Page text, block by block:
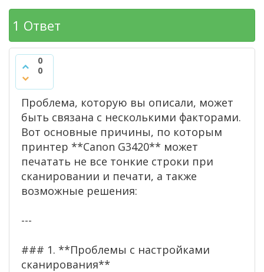
1 Ответ
0
0
Проблема, которую вы описали, может
быть связана с несколькими факторами.
Вот основные причины, по которым
принтер **Canon G3420** может
печатать не все тонкие строки при
сканировании и печати, а также
возможные решения:
---
### 1. **Проблемы с настройками
сканирования**